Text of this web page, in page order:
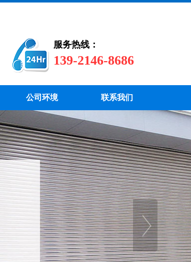
服务热线：
139-2146-8686
公司环境 联系我们